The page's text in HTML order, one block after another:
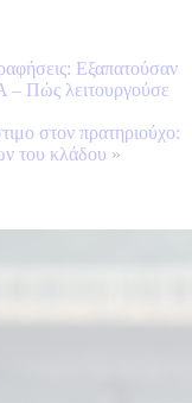
Εξαπατούσαν
– Πώς λειτουργούσε
στον πρατηριούχο:
του κλάδου »